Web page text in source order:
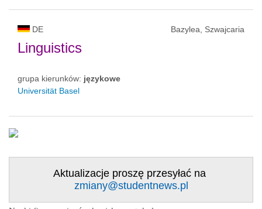
DE Bazylea, Szwajcaria
Linguistics
grupa kierunków: językowe
Universität Basel
Aktualizacje proszę przesyłać na
zmiany@studentnews.pl